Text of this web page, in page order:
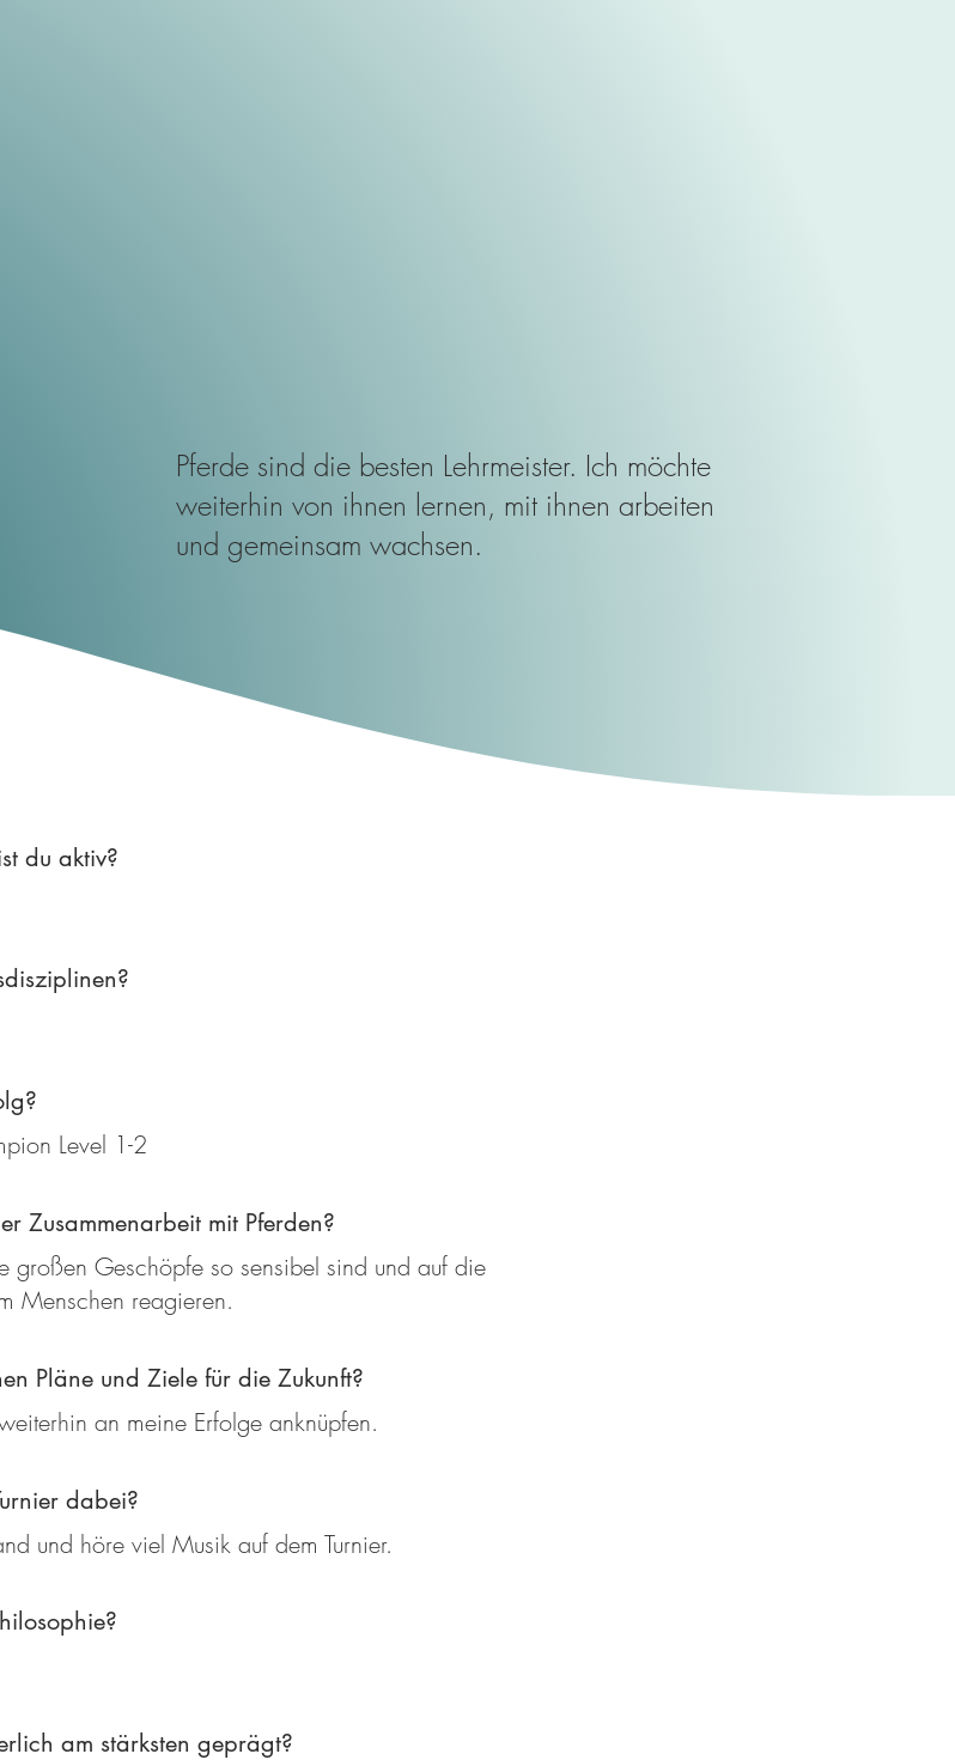
Pferde sind die besten Lehrmeister. Ich möchte
weiterhin von ihnen lernen, mit ihnen arbeiten
und gemeinsam wachsen.
du aktiv?
Level 1-2
Zusammenarbeit mit Pferden?
großen Geschöpfe so sensibel sind und auf die
Menschen reagieren.
Pläne und Ziele für die Zukunft?
an meine Erfolge anknüpfen.
dabei?
und höre viel Musik auf dem Turnier.
am stärksten geprägt?